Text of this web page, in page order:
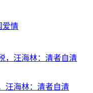
爱情
汪海林：清者自清